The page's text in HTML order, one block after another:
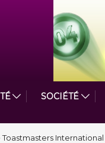
SOCIÉTÉ
par le Prix de la